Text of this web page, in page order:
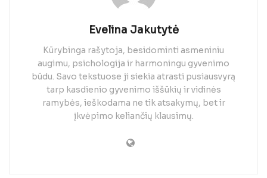
Evelina Jakutytė
Kūrybinga rašytoja, besidominti asmeniniu
augimu, psichologija ir harmoningu gyvenimo
būdu. Savo tekstuose ji siekia atrasti pusiausvyrą
tarp kasdienio gyvenimo iššūkių ir vidinės
ramybės, ieškodama ne tik atsakymų, bet ir
įkvėpimo keliančių klausimų.